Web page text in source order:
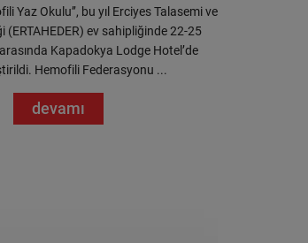
Yaz Okulu’’, bu yıl Erciyes Talasemi ve
(ERTAHEDER) ev sahipliğinde 22-25
Kapadokya Lodge Hotel’de
Hemofili Federasyonu ...
devamı